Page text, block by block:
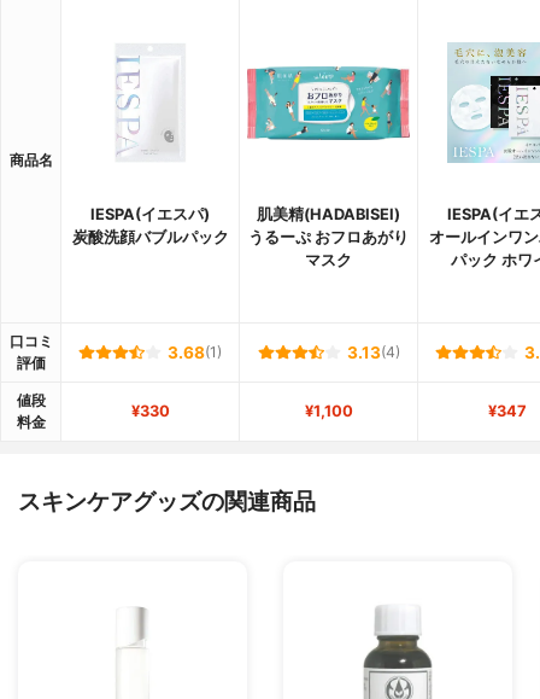
商品名
IESPA(イエスパ)
炭酸洗顔バブルパック
肌美精(HADABISEI)
うるーぷ おフロあがり
マスク
IESPA(イエ
オールインワ
パック ホワ
口コミ
評価
3.68(1) 3.13(4)
値段
料金
¥330 ¥1,100 ¥347
スキンケアグッズの関連商品